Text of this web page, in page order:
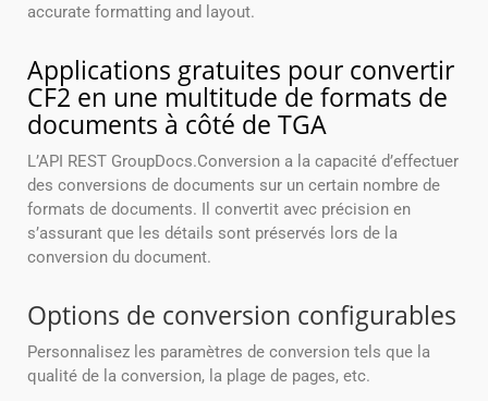
accurate formatting and layout.
Applications gratuites pour convertir
CF2 en une multitude de formats de
documents à côté de TGA
L’API REST GroupDocs.Conversion a la capacité d’effectuer
des conversions de documents sur un certain nombre de
formats de documents. Il convertit avec précision en
s’assurant que les détails sont préservés lors de la
conversion du document.
Options de conversion configurables
Personnalisez les paramètres de conversion tels que la
qualité de la conversion, la plage de pages, etc.